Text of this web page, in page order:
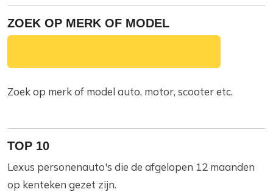
ZOEK OP MERK OF MODEL
Zoek op merk of model auto, motor, scooter etc.
TOP 10
Lexus personenauto's die de afgelopen 12 maanden
op kenteken gezet zijn.